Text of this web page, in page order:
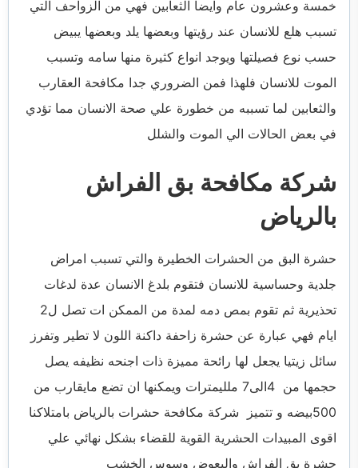
خمسة وعشرون عام وايضا الثعابين فهي من الزواحف التي
تسبب هلع للانسان عند رؤيتها وبعضها يلد وبعضها يبيض
حسب نوع فصيلتها ويوجد انواع كثيرة منها سامه وتسبب
الموت للانسان فلهذا فمن الضروري جدا مكافحة العقارب
والثعابين لما تسببه من خطورة علي صحة الانسان مما تؤدي
في بعض الحالات الي الموت والشلل
شركة مكافحة بق الفراش
بالرياض
حشرة البق من الحشرات الخطيرة والتي تسبب امراض
جلدية وحساسية للانسان فتقوم بلدغ الانسان عدة لدغات
تحذيرية ثم تقوم بمص دمه لمدة من الممكن ات تصل ل2
ايام فهي عبارة عن حشرة زاحفة داكنة اللون لا تطير وتفرز
سائل زيتيا يجعل لها رائحة مميزة ذات اجنحه نظيفه يصل
حجمها من 4الى7 ملليمترات ويمكنها ان تضع مايقارب من
500بيضه و تتميز شركة مكافحة حشرات بالرياض بامتلاكنا
اقوى المبيدات الحشرية القوية للقضاء بشكل نهائي علي
حشرة بق الفراش والبعوض وسوس الخشب